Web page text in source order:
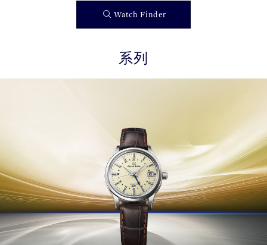
Watch Finder
系列